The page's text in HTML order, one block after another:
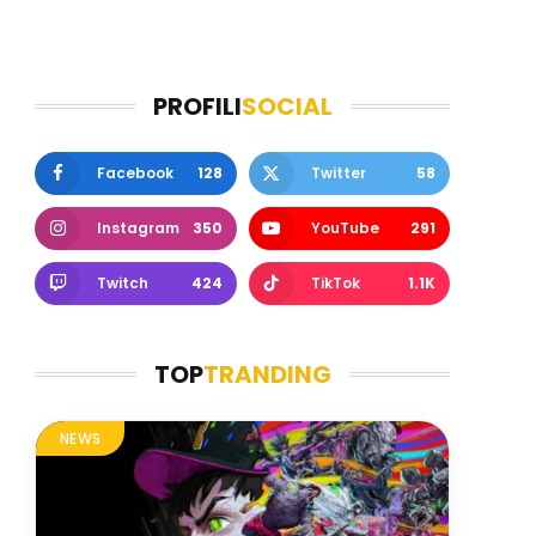
PROFILISOCIAL
Facebook 128 Twitter 58
Instagram 350 YouTube 291
Twitch 424 TikTok 1.1K
TOPTRANDING
NEWS